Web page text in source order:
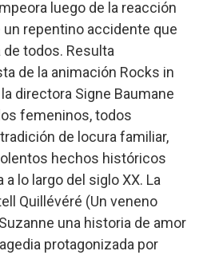
luego de la reacción
repentino accidente que
de todos. Resulta
de la animación Rocks in
directora Signe Baumane
femeninos, todos
de locura familiar,
hechos históricos
lo largo del siglo XX. La
Quillévéré (Un veneno
una historia de amor
protagonizada por